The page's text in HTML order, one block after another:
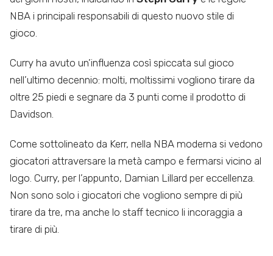
NBA i principali responsabili di questo nuovo stile di
gioco.
Curry ha avuto un’influenza così spiccata sul gioco
nell’ultimo decennio: molti, moltissimi vogliono tirare da
oltre 25 piedi e segnare da 3 punti come il prodotto di
Davidson.
Come sottolineato da Kerr, nella NBA moderna si vedono
giocatori attraversare la metà campo e fermarsi vicino al
logo. Curry, per l’appunto, Damian Lillard per eccellenza.
Non sono solo i giocatori che vogliono sempre di più
tirare da tre, ma anche lo staff tecnico li incoraggia a
tirare di più.